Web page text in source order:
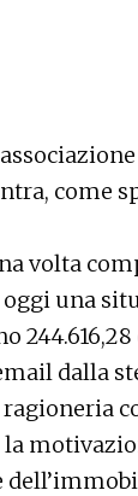
come
volta
una
dalla
la